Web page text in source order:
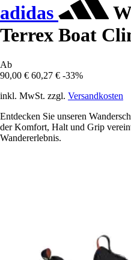
adidas
Terrex Boat
Ab
90,00 € 60,27 € -33%
inkl. MwSt. zzgl. Versandkosten
Entdecken Sie unseren
der Komfort, Halt und Grip
Wandererlebnis.